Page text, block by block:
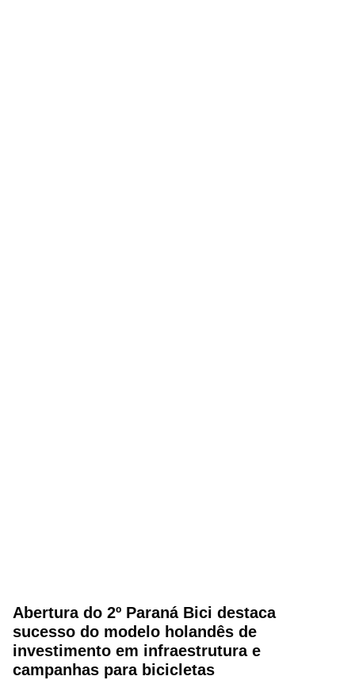
Abertura do 2º Paraná Bici destaca
sucesso do modelo holandês de
investimento em infraestrutura e
campanhas para bicicletas